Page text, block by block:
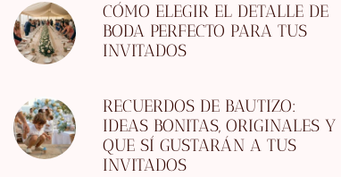
CÓMO ELEGIR EL DETALLE DE
BODA PERFECTO PARA TUS
INVITADOS
RECUERDOS DE BAUTIZO:
IDEAS BONITAS, ORIGINALES Y
QUE SÍ GUSTARÁN A TUS
INVITADOS